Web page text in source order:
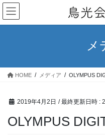
コ
ン
テ
ス
ナ
ビ
ゲ
ン
メ
HOME メディア OLYMPUS
2019年4月2日 / 最終更新日時 :
OLYMPUS